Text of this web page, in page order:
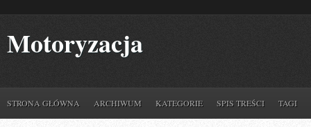
Motoryzacja
STRONA GŁÓWNA ARCHIWUM KATEGORIE SPIS TREŚCI TAGI